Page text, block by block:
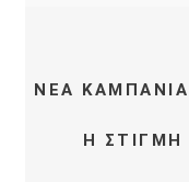
ΝΕΑ ΚΑΜΠΑΝΙΑ
H